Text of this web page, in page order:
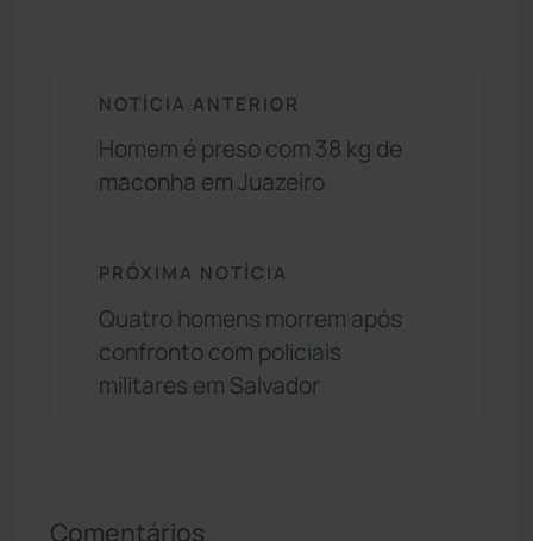
NOTÍCIA ANTERIOR
Homem é preso com 38 kg de
maconha em Juazeiro
PRÓXIMA NOTÍCIA
Quatro homens morrem após
confronto com policiais
militares em Salvador
Comentários